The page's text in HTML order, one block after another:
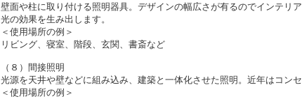
壁面や柱に取り付ける照明器具。デザインの幅広さが有るのでインテリ
光の効果を生み出します。
＜使用場所の例＞
リビング、寝室、階段、玄関、書斎など
（８）間接照明
光源を天井や壁などに組み込み、建築と一体化させた照明。近年はコン
＜使用場所の例＞